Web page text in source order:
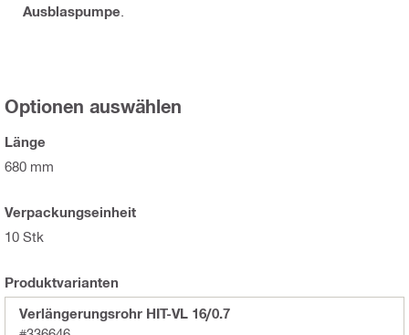
Ausblaspumpe
Optionen auswählen
Länge
680 mm
Verpackungseinheit
10 Stk
Produktvarianten
Verlängerungsrohr HIT-VL 16/0.7